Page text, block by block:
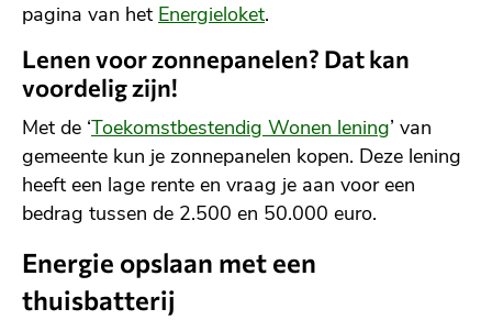
pagina van het Energieloket.
Lenen voor zonnepanelen? Dat kan
voordelig zijn!
Met de ‘Toekomstbestendig Wonen lening’ van
gemeente kun je zonnepanelen kopen. Deze lening
heeft een lage rente en vraag je aan voor een
bedrag tussen de 2.500 en 50.000 euro.
Energie opslaan met een
thuisbatterij